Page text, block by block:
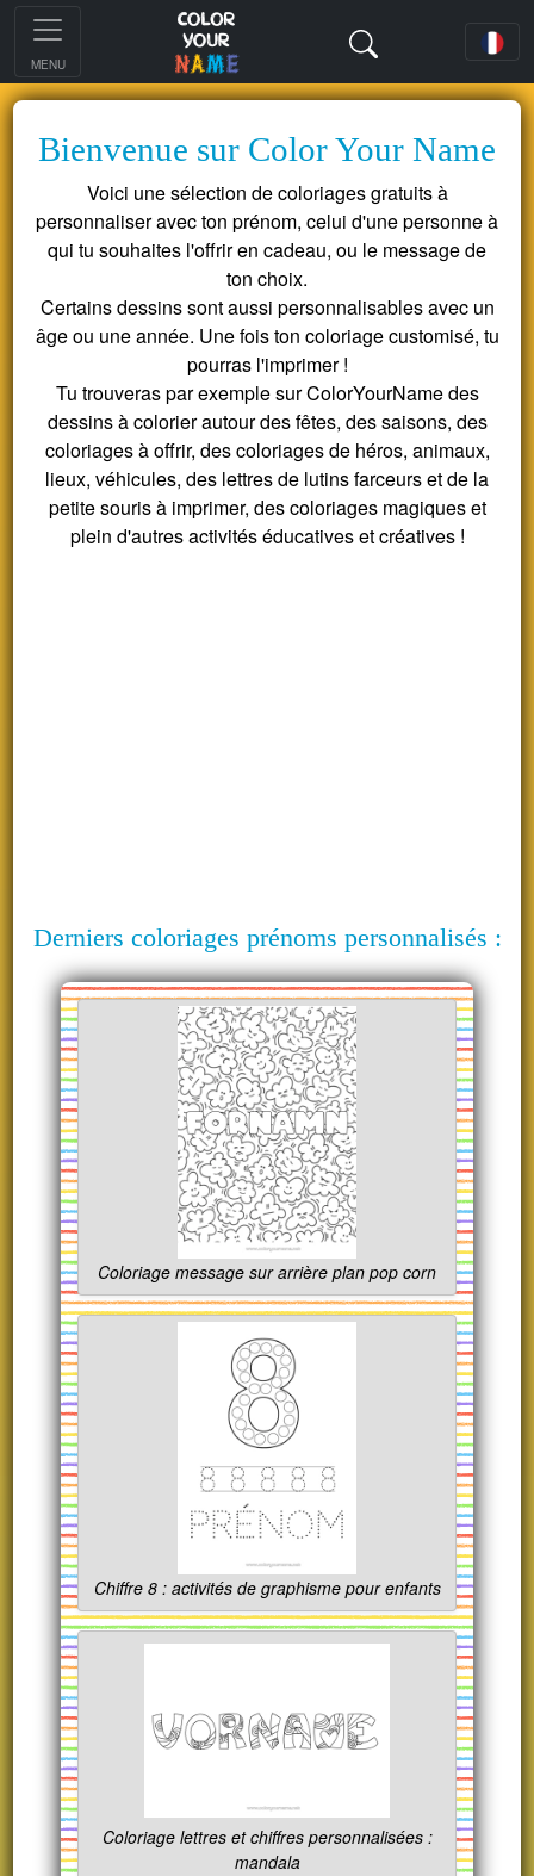
MENU
Bienvenue sur Color Your Name
Voici une sélection de coloriages gratuits à
personnaliser avec ton prénom, celui d'une personne à
qui tu souhaites l'offrir en cadeau, ou le message de
ton choix.
Certains dessins sont aussi personnalisables avec un
âge ou une année. Une fois ton coloriage customisé, tu
pourras l'imprimer !
Tu trouveras par exemple sur ColorYourName des
dessins à colorier autour des fêtes, des saisons, des
coloriages à offrir, des coloriages de héros, animaux,
lieux, véhicules, des lettres de lutins farceurs et de la
petite souris à imprimer, des coloriages magiques et
plein d'autres activités éducatives et créatives !
Derniers coloriages prénoms personnalisés :
Coloriage message sur arrière plan pop corn
Chiffre 8 : activités de graphisme pour enfants
Coloriage lettres et chiffres personnalisées :
mandala